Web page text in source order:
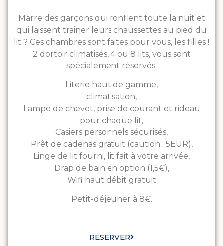
Marre des garçons qui ronflent toute la nuit et
qui laissent trainer leurs chaussettes au pied du
lit ? Ces chambres sont faites pour vous, les filles !
2 dortoir climatisés, 4 ou 8 lits, vous sont
spécialement réservés.
Literie haut de gamme,
climatisation,
Lampe de chevet, prise de courant et rideau
pour chaque lit,
Casiers personnels sécurisés,
Prêt de cadenas gratuit (caution : 5EUR),
Linge de lit fourni, lit fait à votre arrivée,
Drap de bain en option (1,5€),
Wifi haut débit gratuit
Petit-déjeuner à 8€.
RESERVER